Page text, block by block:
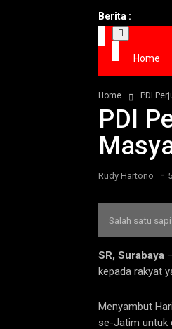
Berita :
Home
Home PDI
PDI
Rudy Hartono -
Salah satu
SR, Surabaya
kepada rakyat
Menyambut
se-Jatim untuk